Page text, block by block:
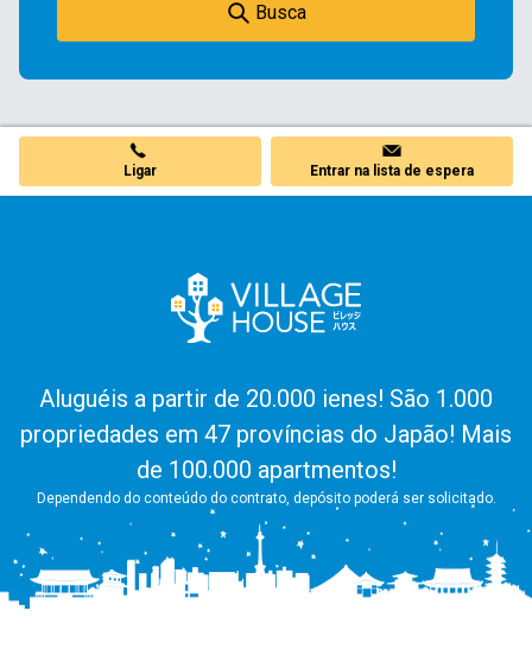
Busca
Ligar Entrar na lista de espera
Aluguéis a partir de 20.000 ienes! São 1.000
propriedades em 47 províncias do Japão! Mais
de 100.000 apartmentos!
Dependendo do conteúdo do contrato, depósito poderá ser solicitado.